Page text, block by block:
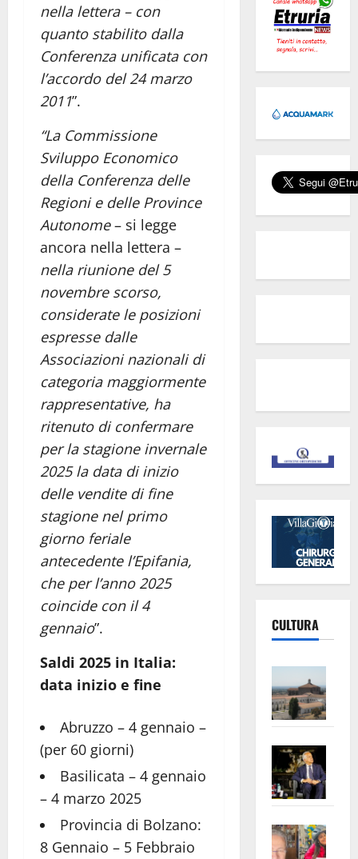
nella lettera – con
quanto stabilito dalla
Conferenza unificata con
l’accordo del 24 marzo
2011”.
“La Commissione
Sviluppo Economico
della Conferenza delle
Regioni e delle Province
Autonome– si legge
ancora nella lettera –
nella riunione del 5
novembre scorso,
considerate le posizioni
espresse dalle
Associazioni nazionali di
categoria maggiormente
rappresentative, ha
ritenuto di confermare
per la stagione invernale
2025 la data di inizio
delle vendite di fine
stagione nel primo
giorno feriale
antecedente l’Epifania,
che per l’anno 2025
coincide con il 4
gennaio”.
Saldi 2025 in Italia:
data inizio e fine
Abruzzo – 4 gennaio –
(per 60 giorni)
Basilicata – 4 gennaio
– 4 marzo 2025
Provincia di Bolzano:
8 Gennaio – 5 Febbraio
CULTURA
apre